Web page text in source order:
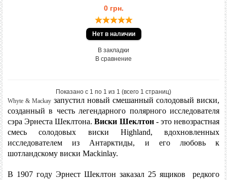
0 грн.
В закладки
В сравнение
Показано с 1 по 1 из 1 (всего 1 страниц)
Whyte & Mackay запустил новый смешанный солодовый виски,
созданный в честь легендарного полярного исследователя
сэра Эрнеста Шеклтона.Виски Шеклтон- это невозрастная
смесь солодовых виски Highland, вдохновленных
исследователем из Антарктиды, и его любовь к
шотландскому виски Mackinlay.
В 1907 году Эрнест Шеклтон заказал 25 ящиков редкого